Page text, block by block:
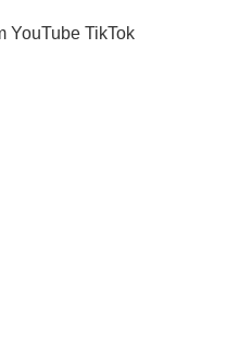
YouTube TikTok